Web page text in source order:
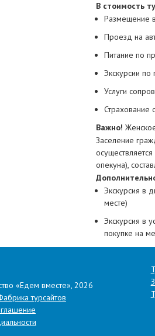
Встоимость
Размещение
Проезд на
Питание по
Экскурсии
Услуги
Страхование
Важно!
Заселение
опекуна),
Экскурсия в
месте)
Экскурсия в
покупке на
имеет право
Ваше
«Едем вместе», 2026
турсайтов